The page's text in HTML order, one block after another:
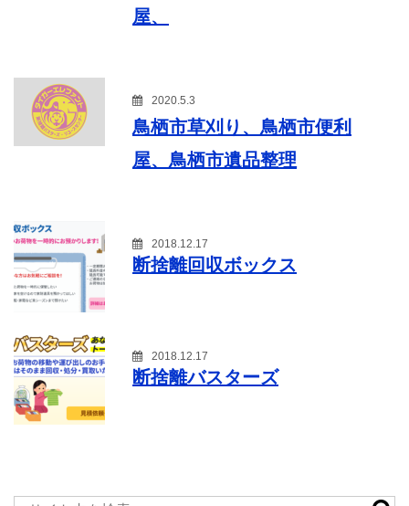
屋、
2020.5.3
鳥栖市草刈り、鳥栖市便利
屋、鳥栖市遺品整理
2018.12.17
断捨離回収ボックス
2018.12.17
断捨離バスターズ